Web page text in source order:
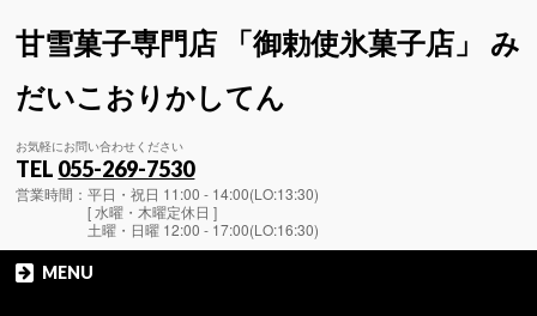
甘雪菓子専門店 「御勅使氷菓子店」 み
だいこおりかしてん
お気軽にお問い合わせください
TEL 055-269-7530
営業時間：平日・祝日 11:00 - 14:00(LO:13:30)
[ 水曜・木曜定休日 ]
土曜・日曜 12:00 - 17:00(LO:16:30)
MENU